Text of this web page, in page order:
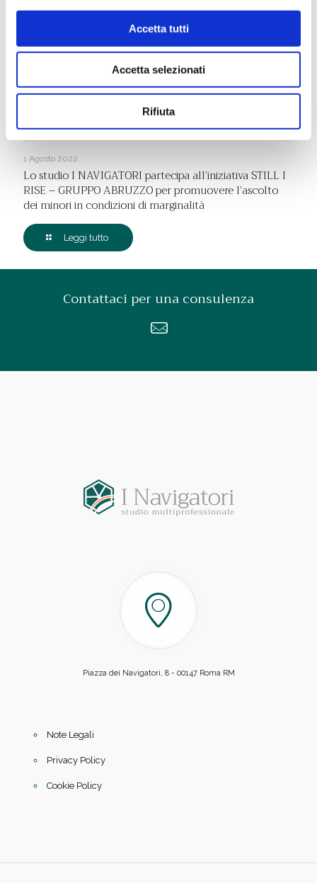
Accetta tutti
Accetta selezionati
Rifiuta
1 Agosto 2022
Lo studio I NAVIGATORI partecipa all’iniziativa STILL I
RISE – GRUPPO ABRUZZO per promuovere l’ascolto
dei minori in condizioni di marginalità
Leggi tutto
Contattaci per una consulenza
Piazza dei Navigatori, 8 - 00147 Roma RM
Note Legali
Privacy Policy
Cookie Policy